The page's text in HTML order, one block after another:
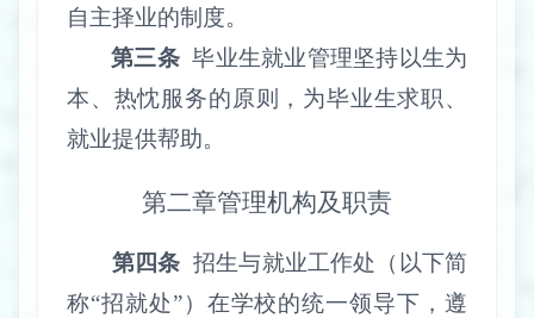
自主择业的制度。
第三条 毕业生就业管理坚持以生为
本、热忱服务的原则，为毕业生求职、
就业提供帮助。
第二章管理机构及职责
第四条 招生与就业工作处（以下简
称“招就处”）在学校的统一领导下，遵